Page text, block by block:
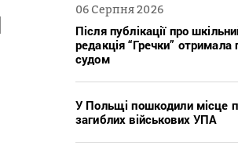
06 Серпня 2026
Після публікації про
редакція “Гречки” отримала
судом
У Польщі пошкодили місце
загиблих військових УПА